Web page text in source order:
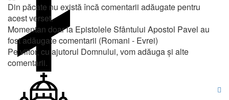
Din păcate nu există încă comentarii adăugate pentru
acest verset.
Momentan doar la Epistolele Sfântului Apostol Pavel au
fost adăugate comentarii (Romani - Evrei)
Pe viitor, cu ajutorul Domnului, vom adăuga și alte
comentarii.